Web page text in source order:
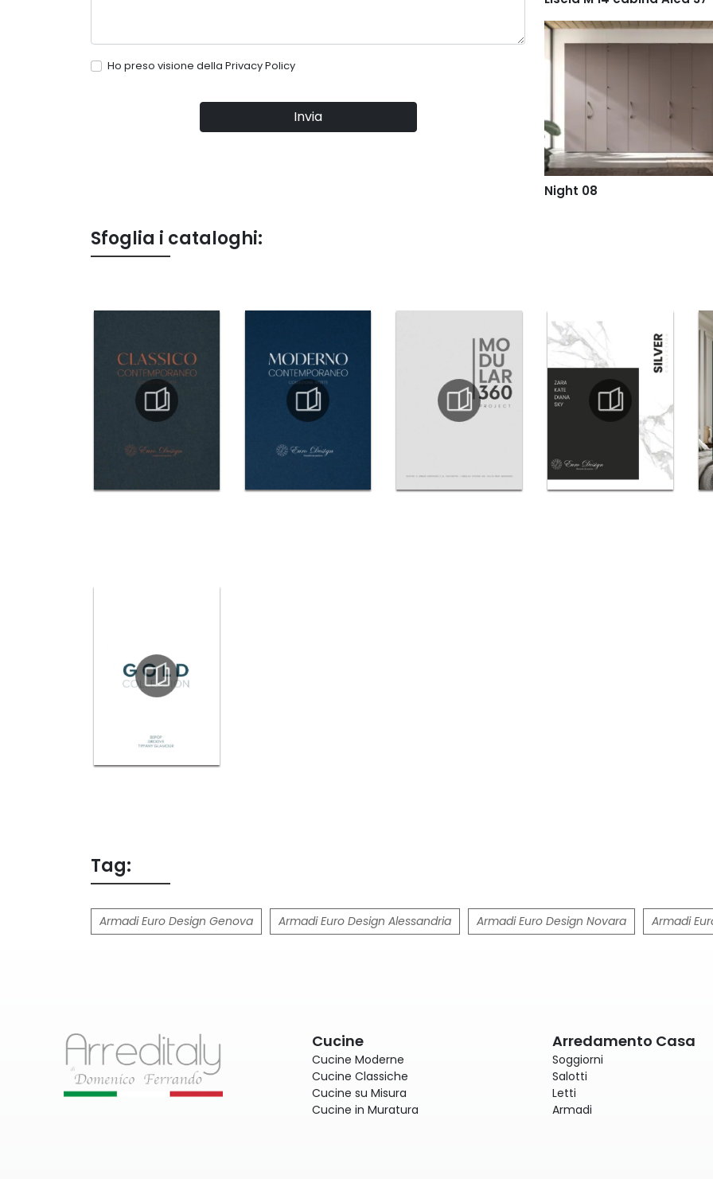
Ho preso visione della Privacy Policy
Invia
Night 08
Sfoglia i cataloghi:
Tag:
Armadi Euro Design Genova Armadi Euro Design Alessandria Armadi Euro Design Novara Armadi
Cucine
Cucine Moderne
Cucine Classiche
Cucine su Misura
Cucine in Muratura
Arredamento Casa
Soggiorni
Salotti
Letti
Armadi